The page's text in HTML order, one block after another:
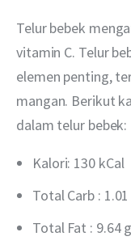
Telur bebek
vitamin C. Telur
elemen penting,
mangan. Berikut
dalam telur bebek:
Kalori: 130 kCal
Total Carb :
Total Fat : 9.64